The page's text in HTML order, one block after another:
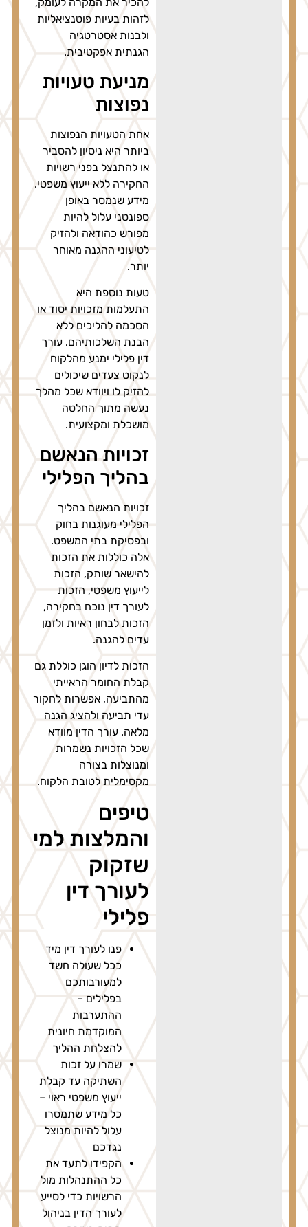
לזהות בעיות פוטנציאליות
ולבנות אסטרטגיה
הגנתית אפקטיבית.
מניעת טעויות
נפוצות
אחת הטעויות הנפוצות
ביותר היא ניסיון להסביר
או להתנצל בפני רשויות
החקירה ללא ייעוץ משפטי.
מידע שנמסר באופן
ספונטני עלול להיות
מפורש כהודאה ולהזיק
לטיעוני ההגנה מאוחר
טעות נוספת היא
התעלמות מזכויות יסוד או
הסכמה להליכים ללא
הבנת השלכותיהם. עורך
דין פלילי ימנע מהלקוח
לנקוט צעדים שיכולים
להזיק לו ויוודא שכל מהלך
נעשה מתוך החלטה
מושכלת ומקצועית.
זכויות הנאשם
בהליך הפלילי
זכויות הנאשם בהליך
הפלילי מעוגנות בחוק
ובפסיקת בתי המשפט.
אלה כוללות את הזכות
להישאר שותק, הזכות
לייעוץ משפטי, הזכות
לעורך דין נוכח בחקירה,
הזכות לבחון ראיות ולזמן
עדים להגנה.
הזכות לדיון הוגן כוללת גם
קבלת החומר הראייתי
מהתביעה, אפשרות לחקור
עדי תביעה ולהציג הגנה
מלאה. עורך הדין מוודא
שכל הזכויות נשמרות
ומנוצלות בצורה
מקסימלית לטובת הלקוח.
טיפים
והמלצות למי
שזקוק
לעורך דין
פלילי
פנו לעורך דין מיד
ככל שעולה חשד
למעורבותכם
בפלילים –
ההתערבות
המוקדמת חיונית
להצלחת ההליך
שמרו על זכות
השתיקה עד קבלת
ייעוץ משפטי ראוי –
כל מידע שתמסרו
עלול להיות מנוצל
הקפידו לתעד את
כל ההתנהלות מול
הרשויות כדי לסייע
לעורך הדין בניהול